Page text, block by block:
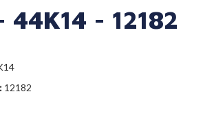
44K14 - 12182
12182